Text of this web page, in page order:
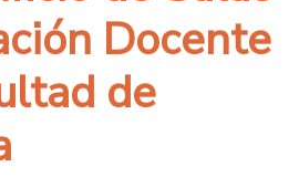
Docente
de